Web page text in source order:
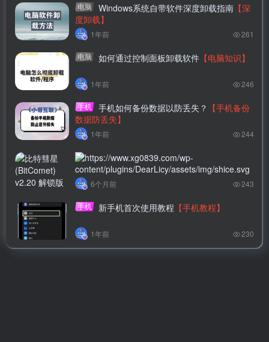
电脑 Windows系统自带软件深度卸载指南 【深
度卸载】
1年前 261
电脑 如何通过控制面板卸载软件 【电脑知识】
1年前 246
手机 手机如何备份数据以防丢失？ 【手机备份
数据防丢失】
1年前 244
比特彗星(BitComet) v2.20 解锁版 – 专业的老牌
国产BT下载软件
6个月前 243
手机 新手机首次使用教程 【手机教程】
1年前 230